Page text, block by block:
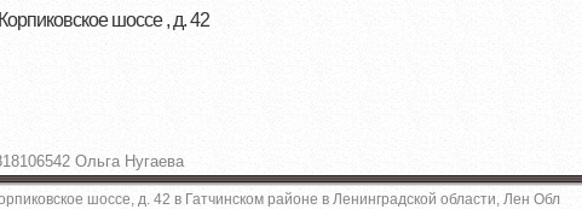
шоссе , д. 42
Ольга Нугаева
шоссе, д. 42 в Гатчинском районе в Ленинградской области, Лен Обл